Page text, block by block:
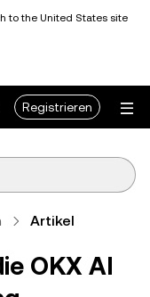
to the United States site
Registrieren
Artikel
OKX AI